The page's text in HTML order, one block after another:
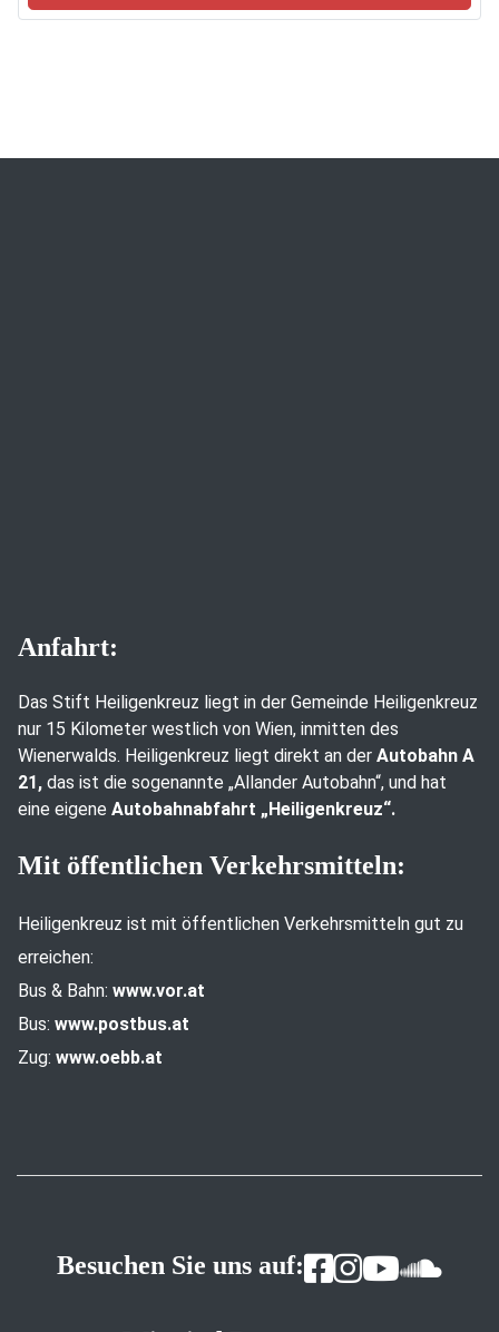
Anfahrt:
Das Stift Heiligenkreuz liegt in der Gemeinde Heiligenkreuz
nur 15 Kilometer westlich von Wien, inmitten des
Wienerwalds. Heiligenkreuz liegt direkt an der Autobahn A
21, das ist die sogenannte „Allander Autobahn“, und hat
eine eigene Autobahnabfahrt „Heiligenkreuz“.
Mit öffentlichen Verkehrsmitteln:
Heiligenkreuz ist mit öffentlichen Verkehrsmitteln gut zu
erreichen:
Bus & Bahn: www.vor.at
Bus: www.postbus.at
Zug: www.oebb.at
Besuchen Sie uns auf: